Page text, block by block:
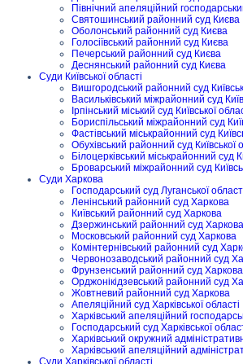
Північний апеляційний
Святошинський районний суд Києва
Оболонський районний суд Києва
Голосіївський районний суд Києва
Печерський районний суд Києва
Деснянський районний суд Києва
Суди Київської області
Вишгородський районний суд
Васильківський міжрайонний суд
Ірпінський міський суд Київської
Бориспільський міжрайонний суд
Фастівський міськрайонний суд
Обухівський районний суд Київської
Білоцерківський міськрайонний суд
Броварський міжрайонний суд
Суди Харкова
Господарський суд Луганської
Ленінський районний суд Харкова
Київський районний суд Харкова
Дзержинський районний суд Харкова
Московський районний суд Харкова
Комінтернівський районний суд
Червонозаводський районний суд
Фрунзенський районний суд Харкова
Орджонікідзевський районний суд
Жовтневий районний суд Харкова
Апеляційний суд Харківської області
Харківський апеляційний
Господарський суд Харківської
Харківський окружний
Харківський апеляційний
Суди Харківської області